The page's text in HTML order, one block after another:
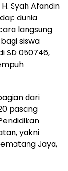
Syah Afandin
dunia
langsung
siswa
SD 050746,
dari
pasang
yakni
Jaya,